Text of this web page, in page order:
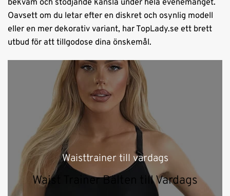
bekväm och stödjande känsla under hela evenemanget.
Oavsett om du letar efter en diskret och osynlig modell
eller en mer dekorativ variant, har TopLady.se ett brett
utbud för att tillgodose dina önskemål.
Waisttrainer till vardags
Waist Trainer Bälten till Vardags